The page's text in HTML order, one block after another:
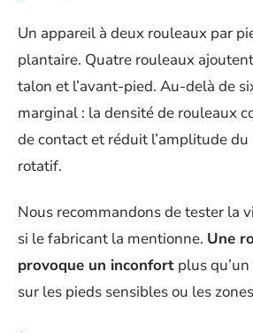
Un appareil à deux rouleaux par
plantaire. Quatre rouleaux
talon et l’avant-pied. Au-delà de
marginal : la densité de rouleaux
de contact et réduit l’amplitude
rotatif.
Nous recommandons de tester la
si le fabricant la mentionne. Une
provoque un inconfort plus
sur les pieds sensibles ou les